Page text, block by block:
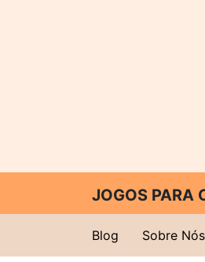
JOGOS PARA
Blog Sobre Nós